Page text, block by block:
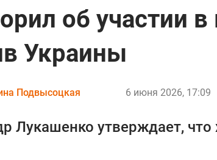
об участии в
Украины
Подвысоцкая 6 июня 2026, 17:09
Лукашенко утверждает, что